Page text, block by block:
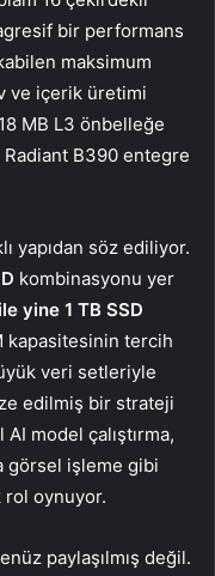
bir performans
maksimum
ve içerik üretimi
MB L3 önbelleğe
Radiant B390 entegre
yapıdan söz ediliyor.
kombinasyonu yer
yine 1 TB SSD
kapasitesinin tercih
veri setleriyle
edilmiş bir strateji
model çalıştırma,
görsel işleme gibi
oynuyor.
paylaşılmış değil.